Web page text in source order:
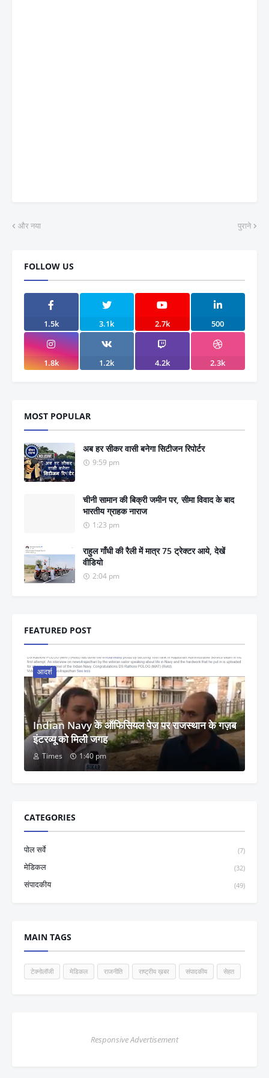
और नया पुराने
FOLLOW US
1.5k 3.1k 2.7k 500
1.8k 1.2k 4.2k 2.3k
MOST POPULAR
अब हर सीकर वासी बनेगा सिटीजन रिपोर्टर
9:59 pm
चीनी सामान की बिक्री जमीन पर, सीमा विवाद के बाद
भारतीय ग्राहक नाराज
1:23 pm
राहुल गाँधी की रैली में मात्र 75 ट्रेक्टर आये, देखें
वीडियो
2:04 pm
FEATURED POST
आदर्श
Indian Navy के ऑफिसियल पेज पर राजस्थान के गज़ब
इंटरव्यू को मिली जगह
Times 1:40 pm
CATEGORIES
पोल सर्वे (7)
मेडिकल (32)
संपादकीय (49)
MAIN TAGS
टेक्नोलॉजी मेडिकल राजनीति राष्ट्रीय ख़बर संपादकीय सेहत
Responsive Advertisement